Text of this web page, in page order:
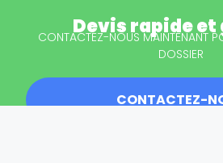
Devis rapide
CONTACTEZ-NOUS MAINTENANT
DOSSIER
CONTACTEZ-